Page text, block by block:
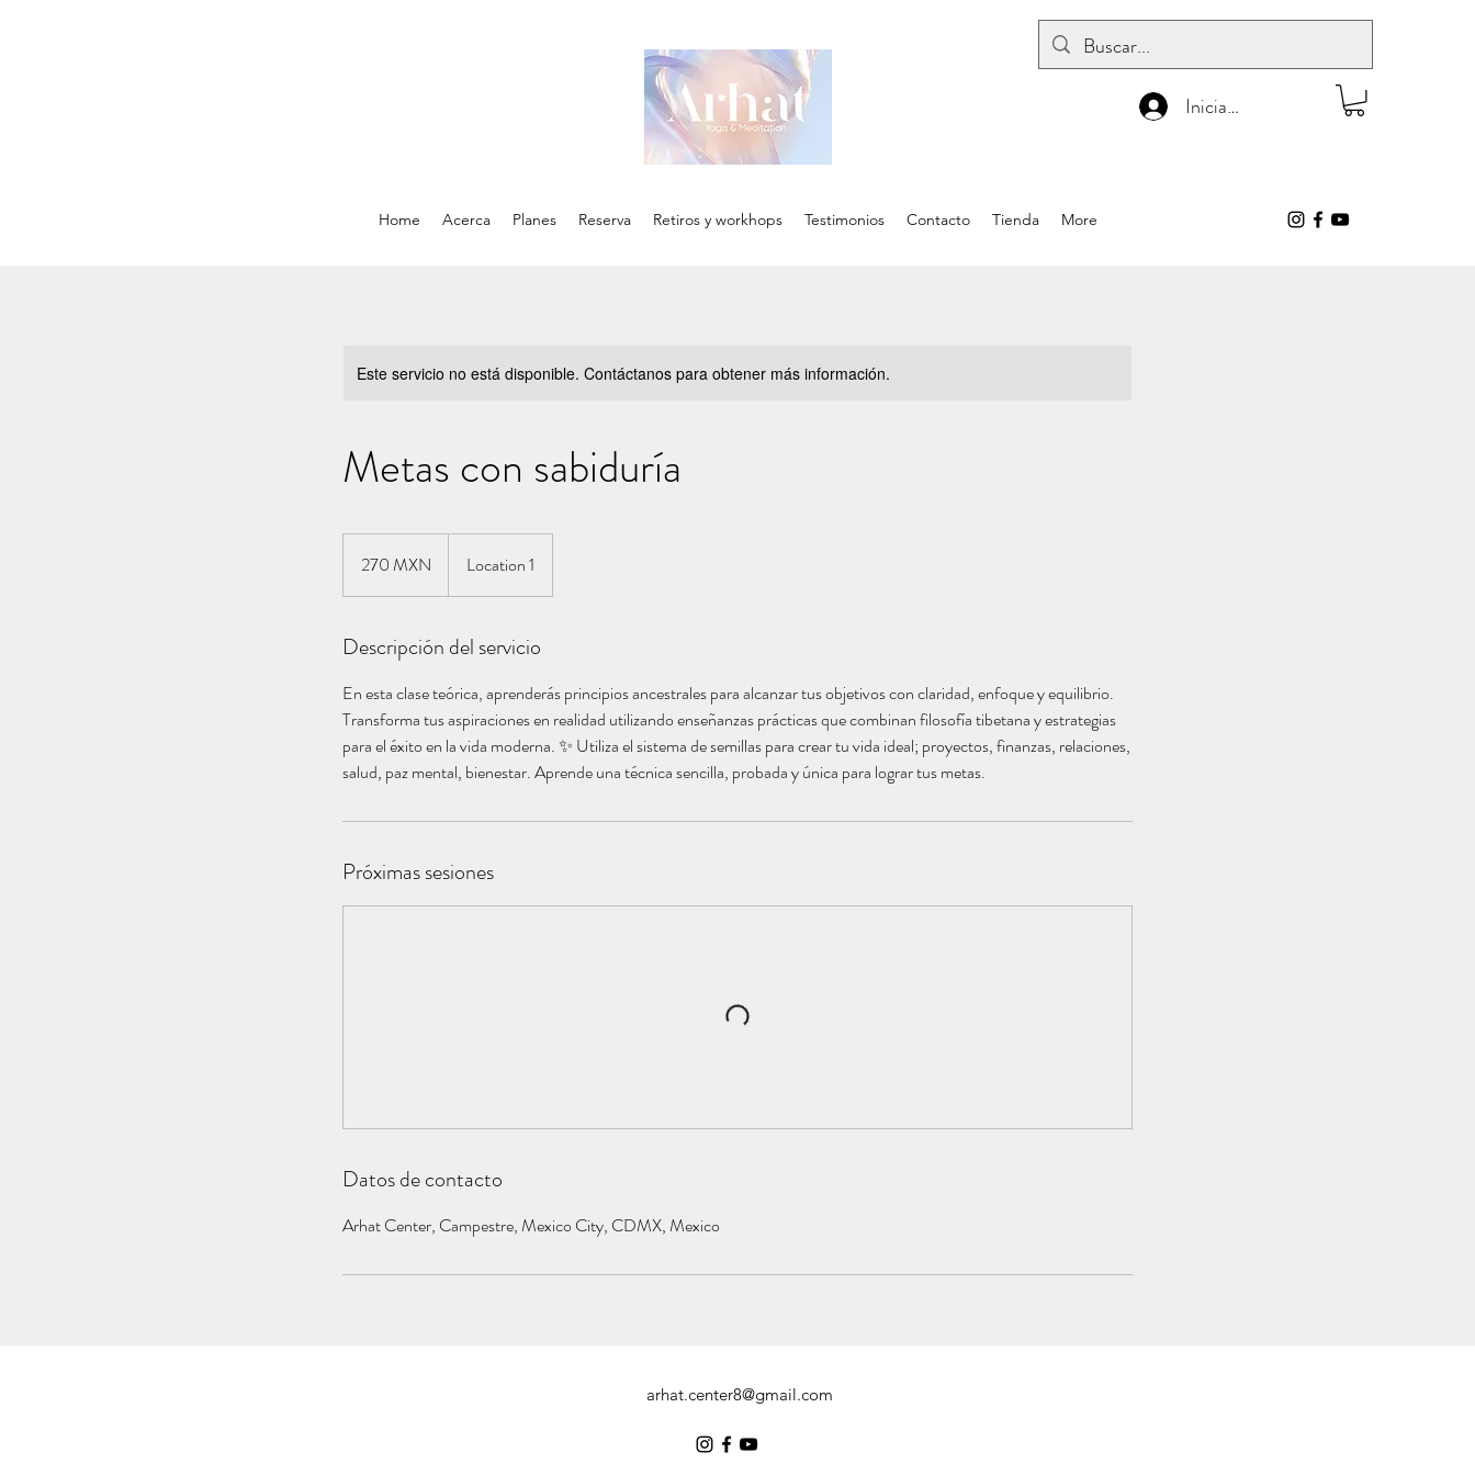
Iniciar sesión
Home Acerca Planes Reserva Retiros y workhops Testimonios Contacto Tienda More
Este servicio no está disponible. Contáctanos para obtener más información.
Metas con sabiduría
mexicanos
270 MXN Location 1
Descripción del servicio
En esta clase teórica, aprenderás principios ancestrales para alcanzar tus objetivos con claridad, enfoque y equilibrio.
Transforma tus aspiraciones en realidad utilizando enseñanzas prácticas que combinan filosofía tibetana y estrategias
para el éxito en la vida moderna. ✨ Utiliza el sistema de semillas para crear tu vida ideal; proyectos, finanzas, relaciones,
salud, paz mental, bienestar. Aprende una técnica sencilla, probada y única para lograr tus metas.
Próximas sesiones
Datos de contacto
Arhat Center, Campestre, Mexico City, CDMX, Mexico
arhat.center8@gmail.com